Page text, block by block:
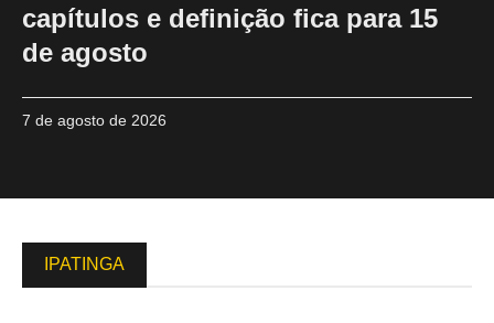
capítulos e definição fica para 15
de agosto
7 de agosto de 2026
IPATINGA